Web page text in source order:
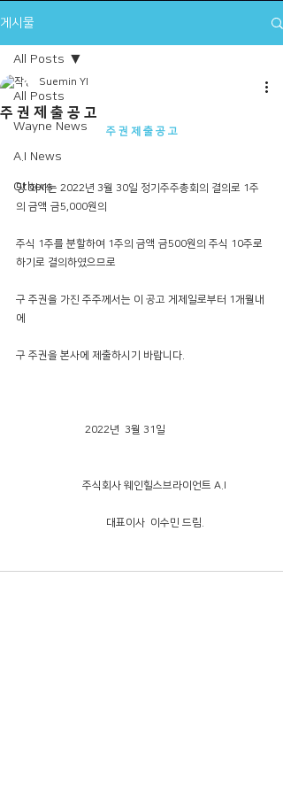
게시물
All Posts
Wayne News
A.I News
Others
All Posts
주 권 제 출 공 고
Suemin YI
주 권 제 출 공 고
당 회사는 2022년 3월 30일 정기주주총회의 결의로 1주
의 금액 금5,000원의
주식 1주를 분할하여 1주의 금액 금500원의 주식 10주로
하기로 결의하였으므로
구 주권을 가진 주주께서는 이 공고 게제일로부터 1개월내
에
구 주권을 본사에 제출하시기 바랍니다.
                          2022년  3월 31일
                         주식회사 웨인힐스브라이언트 A.I
                                  대표이사  이수민 드림.